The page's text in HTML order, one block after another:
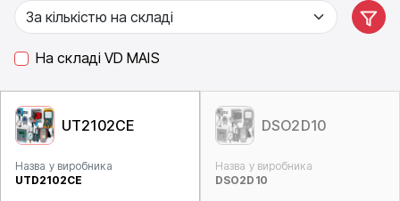
На складі VD MAIS
UT2102CE
Назва у виробника
UTD2102CE
DSO2D10
Назва у виробника
DSO2D10